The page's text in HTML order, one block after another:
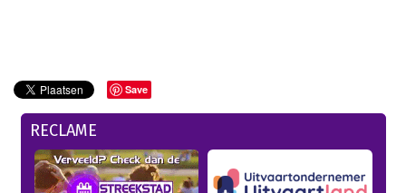
Save
RECLAME